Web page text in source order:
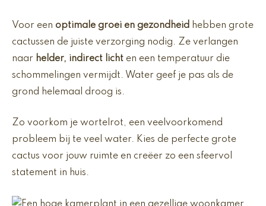
Voor een optimale groei en gezondheid hebben grote
cactussen de juiste verzorging nodig. Ze verlangen
naar helder, indirect licht en een temperatuur die
schommelingen vermijdt. Water geef je pas als de
grond helemaal droog is.
Zo voorkom je wortelrot, een veelvoorkomend
probleem bij te veel water. Kies de perfecte grote
cactus voor jouw ruimte en creëer zo een sfeervol
statement in huis.